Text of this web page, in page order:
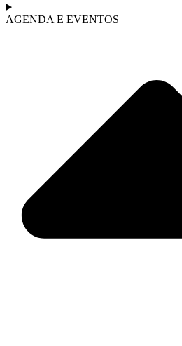
AGENDA E EVENTOS